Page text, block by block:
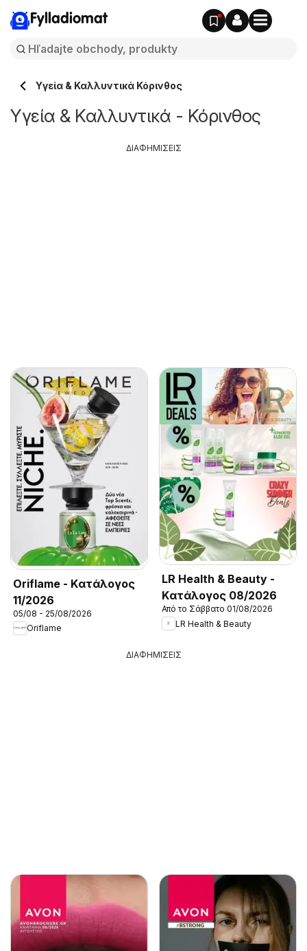
Fylladiomat
Υγεία & Καλλυντικά Κόρινθος
Υγεία & Καλλυντικά - Κόρινθος
Oriflame - Kατάλογος
11/2026
05/08 - 25/08/2026
Oriflame
LR Health & Beauty -
Kατάλογος 08/2026
Από το Σάββατο 01/08/2026
LR Health & Beauty
ΔΙΑΦΗΜΙΣΕΙΣ
ΔΙΑΦΗΜΙΣΕΙΣ